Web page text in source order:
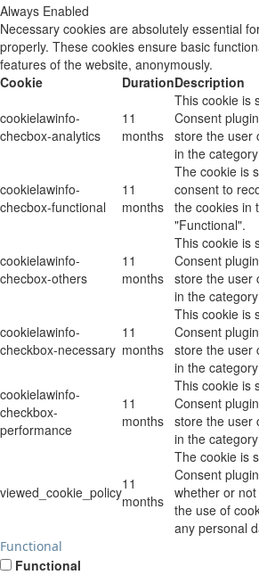
Always Enabled
Necessary cookies are absolutely essential
properly. These cookies ensure basic
features of the website, anonymously.
Cookie
DurationDescription
cookielawinfo-
checbox-analytics
11
months
This cookie is
Consent
store the user
in the
cookielawinfo-
checbox-functional
11
months
The cookie is
consent to
the cookies in
"Functional".
cookielawinfo-
checbox-others
11
months
This cookie is
Consent
store the user
in the
cookielawinfo-
checkbox-necessary
11
months
This cookie is
Consent
store the user
in the
cookielawinfo-
checkbox-
performance
11
months
This cookie is
Consent
store the user
in the
viewed_cookie_policy11
months
The cookie is
Consent
whether or
the use of
any personal
Functional
Functional